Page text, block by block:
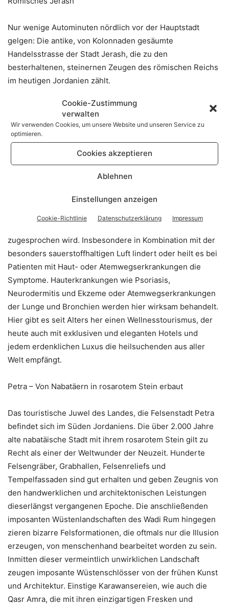
Cookie-Zustimmung
verwalten
Wir verwenden Cookies, um unsere Website und unseren Service zu
optimieren.
Cookies akzeptieren
Ablehnen
Einstellungen anzeigen
Cookie-Richtlinie Datenschutzerklärung Impressum
Nur wenige Autominuten nördlich vor der Hauptstadt
gelgen: Die antike, von Kolonnaden gesäumte
Handelsstrasse der Stadt Jerash, die zu den
besterhaltenen, steinernen Zeugen des römischen Reichs
im heutigen Jordanien zählt.
Wellness- und Gesundheit am Toten Meer
Das Tote Meer gehört mit seinem hohen Gehalt an
Mineralien zum salzhaltigsten Meer der Welt. Es liegt an
der Grenze Von Jordanien, Israel und dem Westjordanland
und lädt zu Badekuren ein. Die spektakulären
Region sind bei Kurreisenden sehr beliebt, da dem Toten
Meer mit seiner einzigartigen mineralhaltigen Wasser- und
zugesprochen wird. Insbesondere in Kombination mit der
besonders sauerstoffhaltigen Luft lindert oder heilt es bei
Patienten mit Haut- oder Atemwegserkrankungen die
Symptome. Hauterkrankungen wie Psoriasis,
Neurodermitis und Ekzeme oder Atemwegserkrankungen
der Lunge und Bronchien werden hier wirksam behandelt.
Hier gibt es seit Alters her einen Wellnesstourismus, der
heute auch mit exklusiven und eleganten Hotels und
jedem erdenklichen Luxus die heilsuchenden aus aller
Welt empfängt.
Petra – Von Nabatäern in rosarotem Stein erbaut
Das touristische Juwel des Landes, die Felsenstadt Petra
befindet sich im Süden Jordaniens. Die über 2.000 Jahre
alte nabatäische Stadt mit ihrem rosarotem Stein gilt zu
Recht als einer der Weltwunder der Neuzeit. Hunderte
Felsengräber, Grabhallen, Felsenreliefs und
Tempelfassaden sind gut erhalten und geben Zeugnis von
den handwerklichen und architektonischen Leistungen
dieserlängst vergangenen Epoche. Die anschließenden
imposanten Wüstenlandschaften des Wadi Rum hingegen
zieren bizarre Felsformationen, die oftmals nur die Illusion
erzeugen, von menschenhand bearbeitet worden zu sein.
Inmitten dieser vermeintlich unwirklichen Landschaft
zeugen imposante Wüstenschlösser von der frühen Kunst
und Architektur. Einstige Karawansereien, wie auch die
Qasr Amra, die mit ihren einzigartigen Fresken und